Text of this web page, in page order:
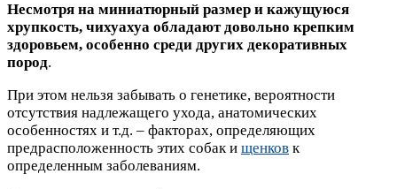
Несмотря на миниатюрный размер и кажущуюся
хрупкость, чихуахуа обладают довольно крепким
здоровьем, особенно среди других декоративных
пород.
При этом нельзя забывать о генетике, вероятности
отсутствия надлежащего ухода, анатомических
особенностях и т.д. – факторах, определяющих
предрасположенность этих собак и щенков к
определенным заболеваниям.